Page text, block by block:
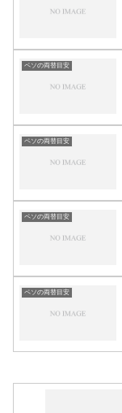
ペソの両替目安
ペソの両替目安
ペソの両替目安
ペソの両替目安